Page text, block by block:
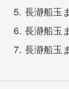
長瀞船玉
長瀞船玉
長瀞船玉